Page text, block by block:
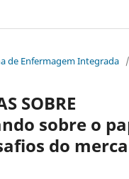
de Enfermagem Integrada
SOBRE
sobre o
do